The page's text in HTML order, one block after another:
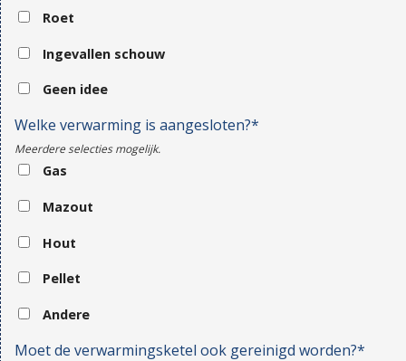
Roet
Ingevallen schouw
Geen idee
Welke verwarming is aangesloten?*
Meerdere selecties mogelijk.
Gas
Mazout
Hout
Pellet
Andere
Moet de verwarmingsketel ook gereinigd worden?*